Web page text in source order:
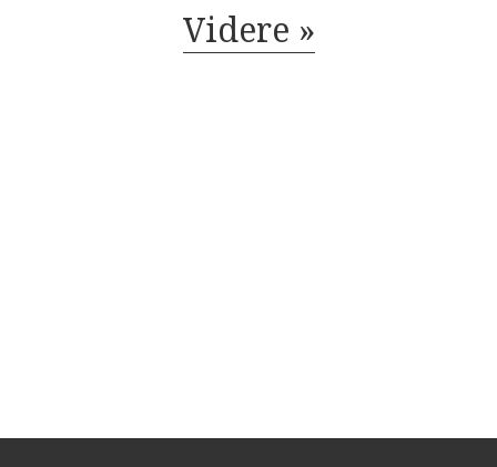
garnbutikker, der i årevis har leveret garn til 8700
Videre »